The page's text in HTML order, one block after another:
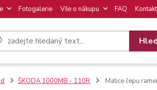
Fotogalerie Vše o nákupu FAQ
ŠKODA 1000MB - 110R Matice čepu